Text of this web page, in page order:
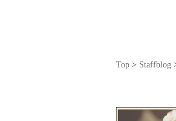
Top > Staffblog